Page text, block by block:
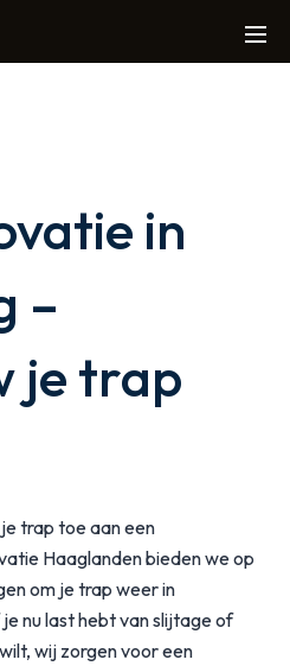
in
–
je trap
trap toe aan een
Haaglanden bieden we op
om je trap weer in
nu last hebt van slijtage of
wij zorgen voor een